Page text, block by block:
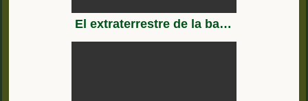
El extraterrestre de la base militar de Talavera la Real